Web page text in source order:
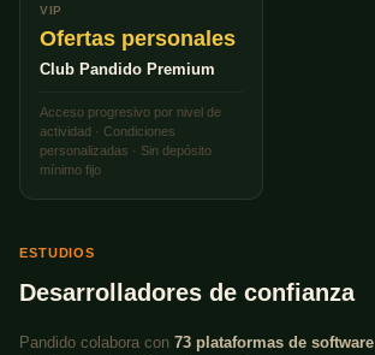
VIP
Ofertas personales
Club Pandido Premium
Acceso progresivo por nivel de
actividad · Condiciones
personalizadas · Sin depósito
mínimo fijo
ESTUDIOS
Desarrolladores de confianza
Pandido colabora con 73 plataformas de software